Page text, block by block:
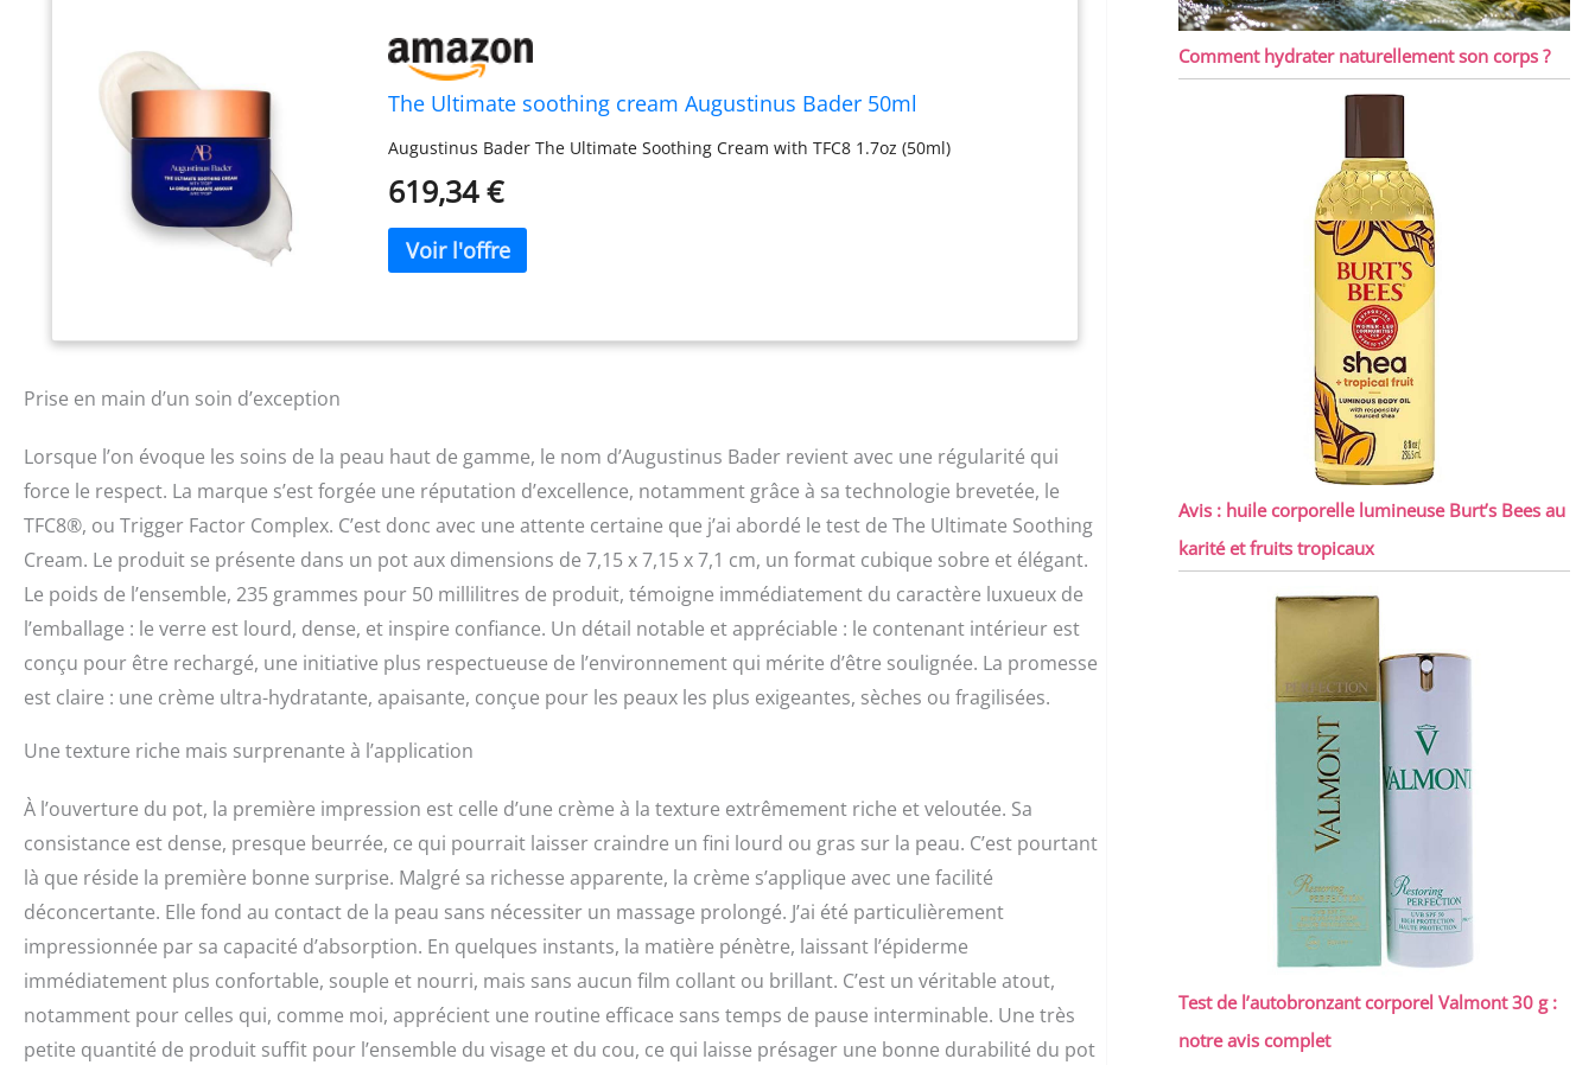
The Ultimate soothing cream Augustinus Bader 50ml
Augustinus Bader The Ultimate Soothing Cream with TFC8 1.7oz (50ml)
619,34 €
Prise en main d’un soin d’exception
Lorsque l’on évoque les soins de la peau haut de gamme, le nom d’Augustinus Bader revient avec une régularité qui
force le respect. La marque s’est forgée une réputation d’excellence, notamment grâce à sa technologie brevetée, le
TFC8®, ou Trigger Factor Complex. C’est donc avec une attente certaine que j’ai abordé le test de The Ultimate Soothing
Cream. Le produit se présente dans un pot aux dimensions de 7,15 x 7,15 x 7,1 cm, un format cubique sobre et élégant.
Le poids de l’ensemble, 235 grammes pour 50 millilitres de produit, témoigne immédiatement du caractère luxueux de
l’emballage : le verre est lourd, dense, et inspire confiance. Un détail notable et appréciable : le contenant intérieur est
conçu pour être rechargé, une initiative plus respectueuse de l’environnement qui mérite d’être soulignée. La promesse
est claire : une crème ultra-hydratante, apaisante, conçue pour les peaux les plus exigeantes, sèches ou fragilisées.
Une texture riche mais surprenante à l’application
À l’ouverture du pot, la première impression est celle d’une crème à la texture extrêmement riche et veloutée. Sa
consistance est dense, presque beurrée, ce qui pourrait laisser craindre un fini lourd ou gras sur la peau. C’est pourtant
là que réside la première bonne surprise. Malgré sa richesse apparente, la crème s’applique avec une facilité
déconcertante. Elle fond au contact de la peau sans nécessiter un massage prolongé. J’ai été particulièrement
impressionnée par sa capacité d’absorption. En quelques instants, la matière pénètre, laissant l’épiderme
immédiatement plus confortable, souple et nourri, mais sans aucun film collant ou brillant. C’est un véritable atout,
notamment pour celles qui, comme moi, apprécient une routine efficace sans temps de pause interminable. Une très
petite quantité de produit suffit pour l’ensemble du visage et du cou, ce qui laisse présager une bonne durabilité du pot
Comment hydrater naturellement son corps ?
Avis : huile corporelle lumineuse Burt’s Bees au
karité et fruits tropicaux
Test de l’autobronzant corporel Valmont 30 g :
notre avis complet